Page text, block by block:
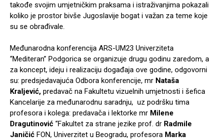
takođe svojim umjetničkim praksama i istraživanjima pokazali
koliko je prostor bivše Jugoslavije bogat i važan za teme koje
su se obrađivale.
Međunarodna konferencija ARS-UM23 Univerziteta
“Mediteran” Podgorica se organizuje drugu godinu zaredom, a
za koncept, ideju i realizaciju događaja ove godine, odgovorni
su: predsjedavajuća Odbora konferencije, mr Nataša
Kraljević, predavač na Fakultetu vizuelnih umjetnosti i šefica
Kancelarije za međunarodnu saradnju, uz podršku tima
profesora i kolega: predavača i lektorke mr Milene
Dragutinović “Fakultet za strane jezike prof. dr Radmile
Janičić FON, Univerzitet u Beogradu, profesora Marka